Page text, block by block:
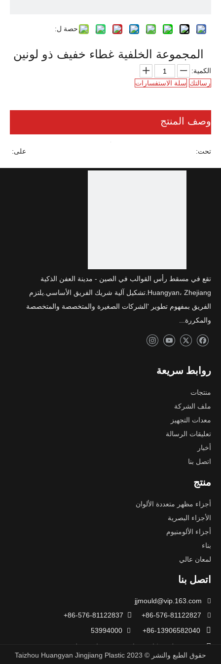
حصة ل:
المجموعة الخلفية غطاء خفيف ذو لونين
الكمية:
رسالتك سلة الاستفسارات
وصف المنتج
على:
تحت:
تقع في مسقط رأس القوالب في الصين - مدينة العفن الذكية
Huangyan، Zhejiang.تشكيل آلية شريك الفريق الأساسي.يلتزم
الفريق بمفهوم تطوير 'الشركات الصغيرة والمتخصصة والمتخصصة
والمكررة...
روابط سريعة
منتجات
ملف الشركة
معدات التجهيز
تعليقات الرسالة
أخبار
اتصل بنا
منتج
أجزاء مظهر متعددة الألوان
الأجزاء البصرية
أجزاء الألومنيوم
بناء
لمعان عالي
اتصل بنا

jjmould@vip.163.com


86-576-81122837+

86-13906582040+

53994000

تايتشو، مقاطعة Zhejiang، الصين
حقوق الطبع والنشر © 2023
Taizhou Huangyan Jingjiang Plastic